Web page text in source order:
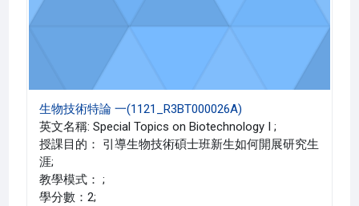
生物技術特論 一(1121_R3BT000026A)
英文名稱: Special Topics on Biotechnology I ;
授課目的： 引導生物技術碩士班新生如何開展研究生
涯;
教學模式： ;
學分數：2;